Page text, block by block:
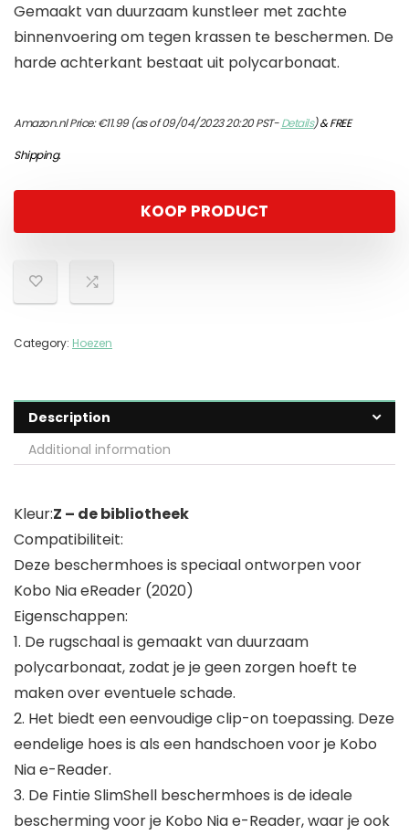
Gemaakt van duurzaam kunstleer met zachte
binnenvoering om tegen krassen te beschermen. De
harde achterkant bestaat uit polycarbonaat.
Amazon.nl Price:€11.99(as of 09/04/2023 20:20 PST-Details)&FREE
Shipping.
KOOP PRODUCT
Category: Hoezen
Description
Additional information
Kleur:Z – de bibliotheek
Compatibiliteit:
Deze beschermhoes is speciaal ontworpen voor
Kobo Nia eReader (2020)
Eigenschappen:
1. De rugschaal is gemaakt van duurzaam
polycarbonaat, zodat je je geen zorgen hoeft te
maken over eventuele schade.
2. Het biedt een eenvoudige clip-on toepassing. Deze
eendelige hoes is als een handschoen voor je Kobo
Nia e-Reader.
3. De Fintie SlimShell beschermhoes is de ideale
bescherming voor je Kobo Nia e-Reader, waar je ook